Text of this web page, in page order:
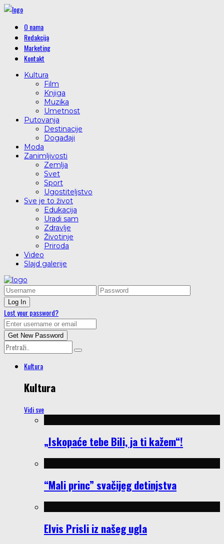
O nama
Redakcija
Marketing
Kontakt
Kultura
Film
Knjiga
Muzika
Umetnost
Putovanja
Destinacije
Događaji
Moda
Zanimljivosti
Zemlja
Svet
Sport
Ugostiteljstvo
Sve je to život
Edukacija
Uradi sam
Zdravlje
Životinje
Priroda
Video
Slajd galerije
Lost your password?
Kultura
Kultura
Vidi sve
„Iskopaće tebe Bili, ja ti kažem“!
“Mali princ” svačijeg detinjstva
Elvis Prisli iz našeg ugla